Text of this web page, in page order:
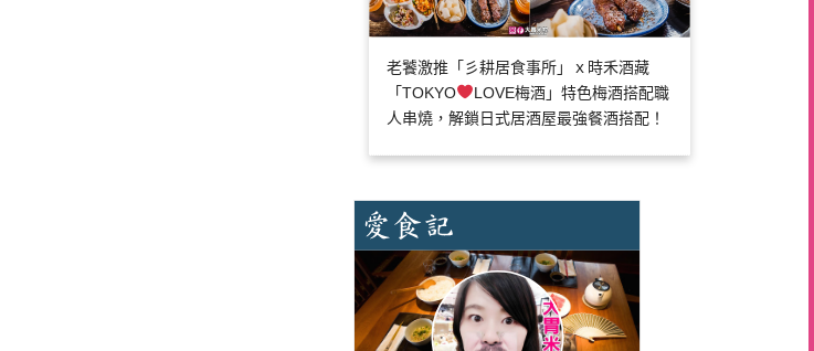
老饕激推「彡耕居食事所」ｘ時禾酒藏
「TOKYO
LOVE梅酒」特色梅酒搭配職
人串燒，解鎖日式居酒屋最強餐酒搭配！